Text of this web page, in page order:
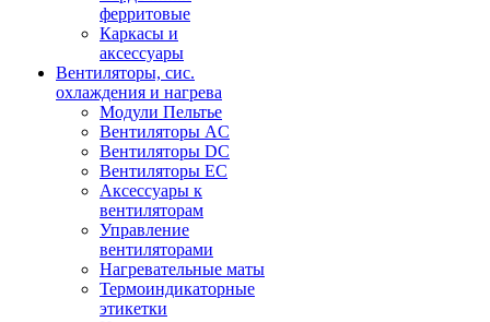
ферритовые
Каркасы и
аксессуары
Вентиляторы, сис.
охлаждения и нагрева
Модули Пельтье
Вентиляторы AC
Вентиляторы DC
Вентиляторы EC
Аксессуары к
вентиляторам
Управление
вентиляторами
Нагревательные маты
Термоиндикаторные
этикетки